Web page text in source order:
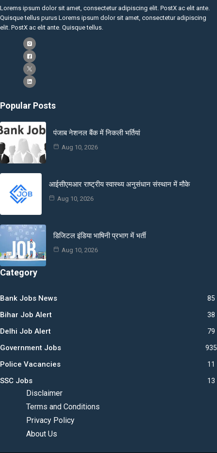
Lorems ipsum dolor sit amet, consectetur adipiscing elit. PostX ac elit ante.
Quisque tellus purus Lorems ipsum dolor sit amet, consectetur adipiscing
elit. PostX ac elit ante. Quisque tellus.
Popular Posts
पंजाब नेशनल बैंक में निकली भर्तियां
Aug 10, 2026
आईसीएमआर राष्ट्रीय स्वास्थ्य अनुसंधान संस्थान में मौके
Aug 10, 2026
डिजिटल इंडिया भाषिनी प्रभाग में भर्ती
Aug 10, 2026
Category
Bank Jobs News 85
Bihar Job Alert 38
Delhi Job Alert 79
Government Jobs 935
Police Vacancies 11
SSC Jobs 13
Disclaimer
Terms and Conditions
Privacy Policy
About Us